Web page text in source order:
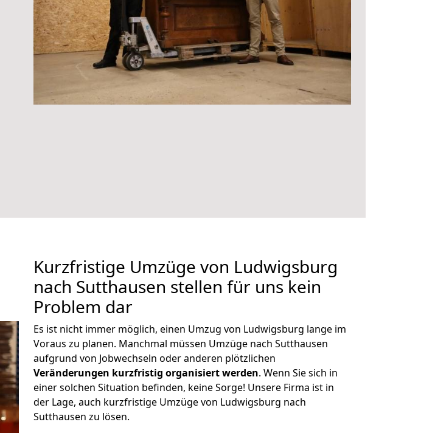
Kurzfristige Umzüge von Ludwigsburg
nach Sutthausen stellen für uns kein
Problem dar
Es ist nicht immer möglich, einen Umzug von Ludwigsburg lange im
Voraus zu planen. Manchmal müssen Umzüge nach Sutthausen
aufgrund von Jobwechseln oder anderen plötzlichen
Veränderungen kurzfristig organisiert werden. Wenn Sie sich in
einer solchen Situation befinden, keine Sorge! Unsere Firma ist in
der Lage, auch kurzfristige Umzüge von Ludwigsburg nach
Sutthausen zu lösen.